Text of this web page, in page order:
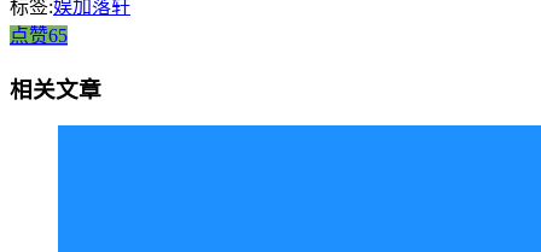
标签:娱加落轩
点赞65
相关文章